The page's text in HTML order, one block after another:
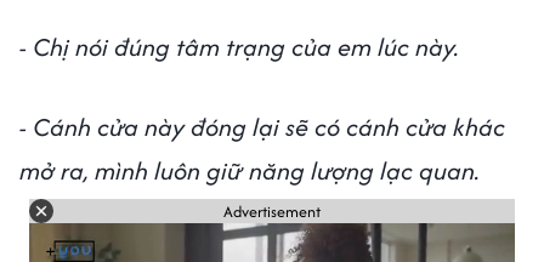
- Chị nói đúng tâm trạng của em lúc này.
- Cánh cửa này đóng lại sẽ có cánh cửa khác
mở ra, mình luôn giữ năng lượng lạc quan.
Advertisement